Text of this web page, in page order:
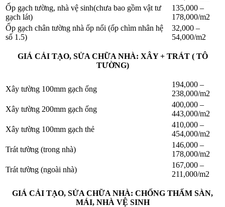
Ốp gạch tường, nhà vệ sinh(chưa bao gồm vật tư
gạch lát)
135,000 –
178,000/m2
Ốp gạch chân tường nhà ốp nổi (ốp chìm nhân hệ
số 1.5)
32,000 –
54,000/m2
GIÁ CẢI TẠO, SỬA CHỮA NHÀ: XÂY + TRÁT ( TÔ
TƯỜNG)
Xây tường 100mm gạch ống
194,000 –
238,000/m2
Xây tường 200mm gạch ống
400,000 –
443,000/m2
Xây tường 100mm gạch thẻ
410,000 –
454,000/m2
Trát tường (trong nhà)
146,000 –
178,000/m2
Trát tường (ngoài nhà)
167,000 –
211,000/m2
GIÁ CẢI TẠO, SỬA CHỮA NHÀ: CHỐNG THẤM SÀN,
MÁI, NHÀ VỆ SINH